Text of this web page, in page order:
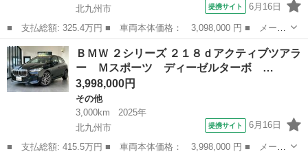
北九州市
提携サイト 6月16日
■ 支払総額: 325.4万円 ■ 車両本体価格： 3,098,000 円 ■ メーカ
ー名： ＢＭＷ ■ 車種名： ２シリーズ ■ グレード名： ２１８
ｄアクティブツアラー Ｍスポーツ ディーゼルターボ ＤＣＴ 認
定中古車...
福岡 北九州市
ＢＭＷ ２シリーズ ２１８ｄアクティブツアラ
ー Ｍスポーツ ディーゼルターボ …
3,998,000円
その他
3,000km
2025年
北九州市
提携サイト 6月16日
■ 支払総額: 415.5万円 ■ 車両本体価格： 3,998,000 円 ■ メーカ